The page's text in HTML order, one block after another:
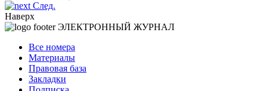
След.
Наверх
ЭЛЕКТРОННЫЙ ЖУРНАЛ
Все номера
Материалы
Правовая база
Закладки